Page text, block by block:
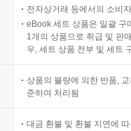
전자상거래 등에서의 소비
eBook 세트 상품은 일괄 구
1개의 상품으로 취급 및 판
우, 세트 상품 전부 및 세트
상품의 불량에 의한 반품,
준하여 처리됨
대금 환불 및 환불 지연에